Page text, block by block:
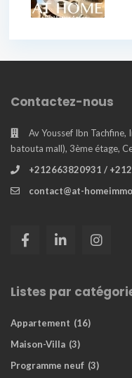
Contactez-nous
Av Youssef Ibn
batouta mall), 3ème étage,
+212663820931 /
contact@at-
Listes par
Appartement (16)
Maison-Villa (3)
Programme neuf (3)